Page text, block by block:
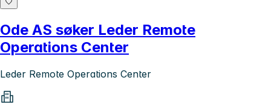
Ode AS søker Leder Remote
Operations Center
Leder Remote Operations Center